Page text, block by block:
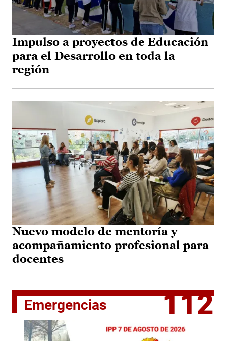
Impulso a proyectos de Educación
para el Desarrollo en toda la
región
Nuevo modelo de mentoría y
acompañamiento profesional para
docentes
Emergencias 112